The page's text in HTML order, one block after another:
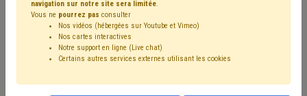
La plateforme e-Procurement
pour les opérateurs
économiques
navigation sur notre site sera limitée.
Vous ne pourrez pas consulter
Nos vidéos (hébergées sur Youtube et Vimeo)
Nos cartes interactives
Notre support en ligne (Live chat)
Certains autres services externes utilisant les cookies